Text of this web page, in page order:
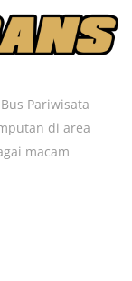
Pariwisata
di area
macam